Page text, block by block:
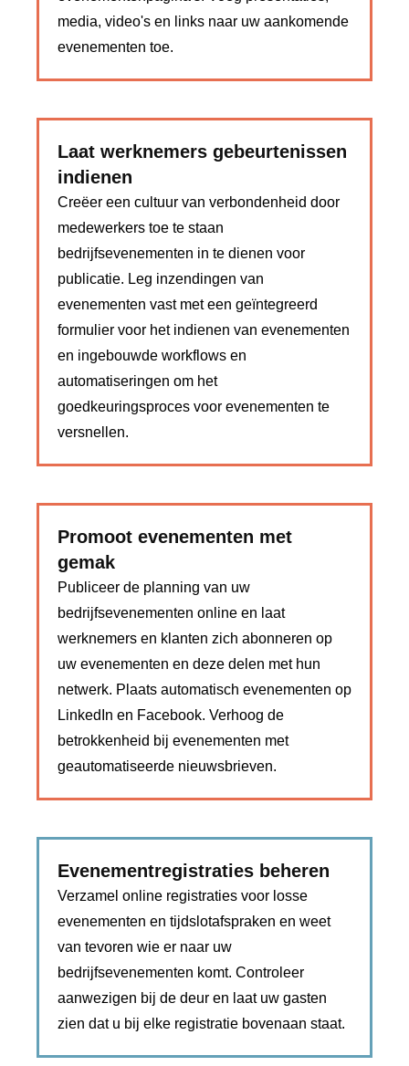
media, video's en links naar uw aankomende
evenementen toe.
Laat werknemers gebeurtenissen
indienen
Creëer een cultuur van verbondenheid door
medewerkers toe te staan ​​
bedrijfsevenementen in te dienen voor
publicatie. Leg inzendingen van
evenementen vast met een geïntegreerd
formulier voor het indienen van evenementen
en ingebouwde workflows en
automatiseringen om het
goedkeuringsproces voor evenementen te
versnellen.
Promoot evenementen met
gemak
Publiceer de planning van uw
bedrijfsevenementen online en laat
werknemers en klanten zich abonneren op
uw evenementen en deze delen met hun
netwerk. Plaats automatisch evenementen op
LinkedIn en Facebook. Verhoog de
betrokkenheid bij evenementen met
geautomatiseerde nieuwsbrieven.
Evenementregistraties beheren
Verzamel online registraties voor losse
evenementen en tijdslotafspraken en weet
van tevoren wie er naar uw
bedrijfsevenementen komt. Controleer
aanwezigen bij de deur en laat uw gasten
zien dat u bij elke registratie bovenaan staat.